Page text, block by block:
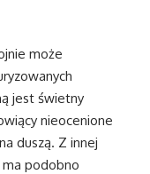
może
jest świetny
nieocenione
duszą. Z innej
podobno